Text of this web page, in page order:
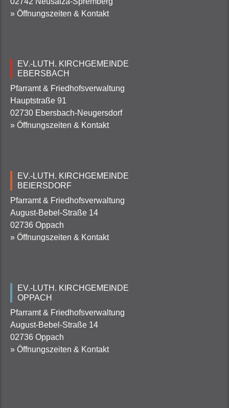
» Öffnungszeiten & Kontakt
EV.-LUTH. KIRCHGEMEINDE
EBERSBACH
Pfarramt & Friedhofsverwaltung
Hauptstraße 91
02730 Ebersbach-Neugersdorf
» Öffnungszeiten & Kontakt
EV.-LUTH. KIRCHGEMEINDE
BEIERSDORF
Pfarramt & Friedhofsverwaltung
August-Bebel-Straße 14
02736 Oppach
» Öffnungszeiten & Kontakt
EV.-LUTH. KIRCHGEMEINDE
OPPACH
Pfarramt & Friedhofsverwaltung
August-Bebel-Straße 14
02736 Oppach
» Öffnungszeiten & Kontakt